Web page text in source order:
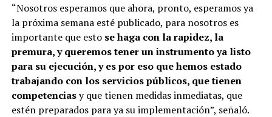
“Nosotros esperamos que ahora, pronto, esperamos ya
la próxima semana esté publicado, para nosotros es
importante que esto se haga con la rapidez, la
premura, y queremos tener un instrumento ya listo
para su ejecución, y es por eso que hemos estado
trabajando con los servicios públicos, que tienen
competenciasy que tienen medidas inmediatas, que
estén preparados para ya su implementación”, señaló.